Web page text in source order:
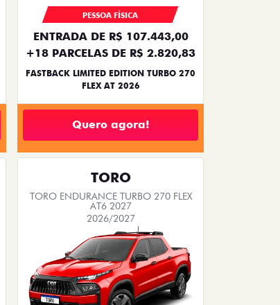
PESSOA FÍSICA
ENTRADA DE R$ 107.443,00
+18 PARCELAS DE R$ 2.820,83
FASTBACK LIMITED EDITION TURBO 270
FLEX AT 2026
Quero agora!
TORO
TORO ENDURANCE TURBO 270 FLEX
AT6 2027
2026/2027